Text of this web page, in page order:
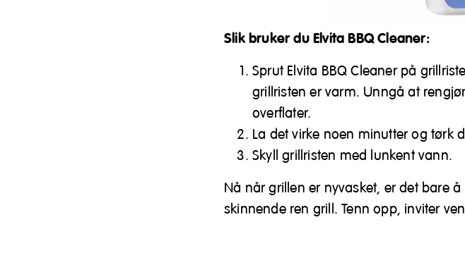
Slik bruker du Elvita BBQ Cleaner:
Sprut Elvita BBQ Cleaner på
grillristen er varm. Unngå at
overflater.
La det virke noen minutter og tørk
Skyll grillristen med lunkent vann.
Nå når grillen er nyvasket, er det bare
skinnende ren grill. Tenn opp, inviter